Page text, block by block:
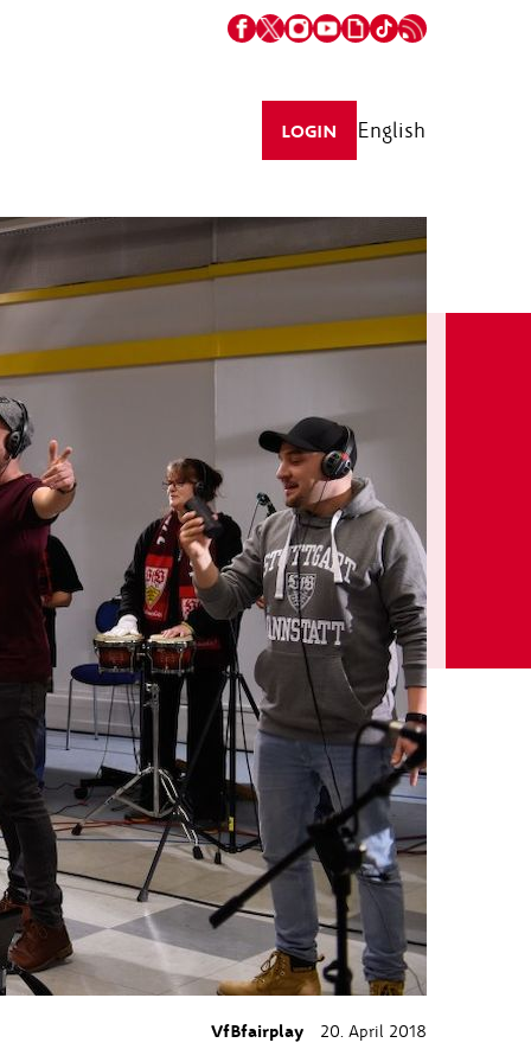
LOGIN English
VfBfairplay 20. April 2018